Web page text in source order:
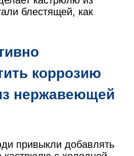
блестящей, как
коррозию
нержавеющей
привыкли добавлять